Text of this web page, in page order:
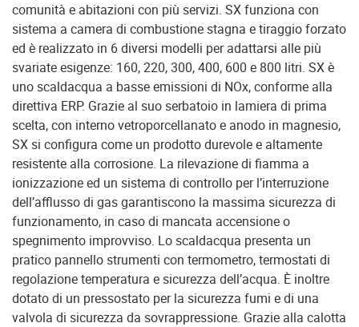
comunità e abitazioni con più servizi. SX funziona con
sistema a camera di combustione stagna e tiraggio forzato
ed è realizzato in 6 diversi modelli per adattarsi alle più
svariate esigenze: 160, 220, 300, 400, 600 e 800 litri. SX è
uno scaldacqua a basse emissioni di NOx, conforme alla
direttiva ERP. Grazie al suo serbatoio in lamiera di prima
scelta, con interno vetroporcellanato e anodo in magnesio,
SX si configura come un prodotto durevole e altamente
resistente alla corrosione. La rilevazione di fiamma a
ionizzazione ed un sistema di controllo per l’interruzione
dell’afflusso di gas garantiscono la massima sicurezza di
funzionamento, in caso di mancata accensione o
spegnimento improvviso. Lo scaldacqua presenta un
pratico pannello strumenti con termometro, termostati di
regolazione temperatura e sicurezza dell’acqua. È inoltre
dotato di un pressostato per la sicurezza fumi e di una
valvola di sicurezza da sovrappressione. Grazie alla calotta